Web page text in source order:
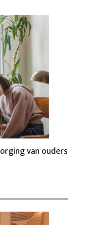
van ouders